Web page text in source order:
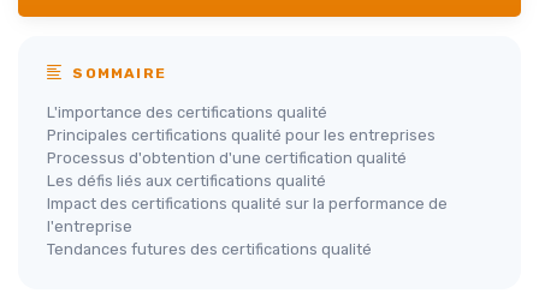
SOMMAIRE
L'importance des certifications qualité
Principales certifications qualité pour les entreprises
Processus d'obtention d'une certification qualité
Les défis liés aux certifications qualité
Impact des certifications qualité sur la performance de
l'entreprise
Tendances futures des certifications qualité